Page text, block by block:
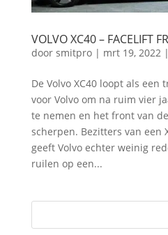
VOLVO XC40 – FACELIFT
door smitpro| mrt 19, 2022 |
De Volvo XC40 loopt als een
voor Volvo om na ruim vier
te nemen en het front van
scherpen. Bezitters van een
geeft Volvo echter weinig
ruilen op een...